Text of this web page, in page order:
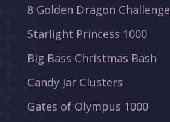
8 Golden Dragon Challenge
Starlight Princess 1000
Big Bass Christmas Bash
Candy Jar Clusters
Gates of Olympus 1000